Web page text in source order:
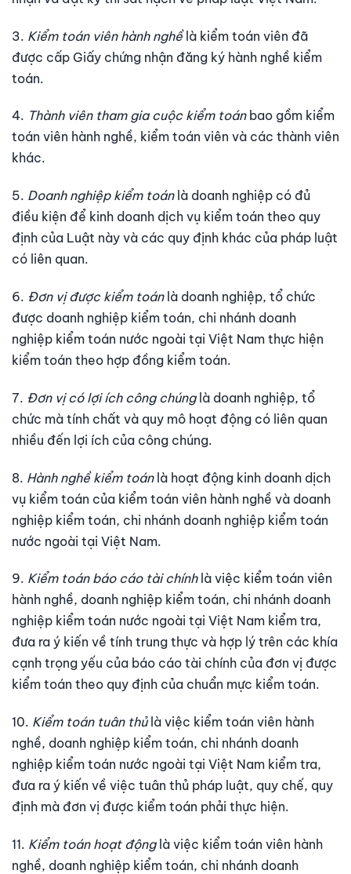
3. Kiểm toán viên hành nghềlà kiểm toán viên đã
được cấp Giấy chứng nhận đăng ký hành nghề kiểm
toán.
4. Thành viên tham gia cuộc kiểm toán bao gồm kiểm
toán viên hành nghề, kiểm toán viên và các thành viên
khác.
5. Doanh nghiệp kiểm toán là doanh nghiệp có đủ
điều kiện để kinh doanh dịch vụ kiểm toán theo quy
định của Luật này và các quy định khác của pháp luật
có liên quan.
6. Đơn vị được kiểm toán là doanh nghiệp, tổ chức
được doanh nghiệp kiểm toán, chi nhánh doanh
nghiệp kiểm toán nước ngoài tại Việt Nam thực hiện
kiểm toán theo hợp đồng kiểm toán.
7. Đơn vị có lợi ích công chúnglà doanh nghiệp, tổ
chức mà tính chất và quy mô hoạt động có liên quan
nhiều đến lợi ích của công chúng.
8. Hành nghề kiểm toán là hoạt động kinh doanh dịch
vụ kiểm toán của kiểm toán viên hành nghề và doanh
nghiệp kiểm toán, chi nhánh doanh nghiệp kiểm toán
nước ngoài tại Việt Nam.
9. Kiểm toán báo cáo tài chính là việc kiểm toán viên
hành nghề, doanh nghiệp kiểm toán, chi nhánh doanh
nghiệp kiểm toán nước ngoài tại Việt Nam kiểm tra,
đưa ra ý kiến về tính trung thực và hợp lý trên các khía
cạnh trọng yếu của báo cáo tài chính của đơn vị được
kiểm toán theo quy định của chuẩn mực kiểm toán.
10. Kiểm toán tuân thủ là việc kiểm toán viên hành
nghề, doanh nghiệp kiểm toán, chi nhánh doanh
nghiệp kiểm toán nước ngoài tại Việt Nam kiểm tra,
đưa ra ý kiến về việc tuân thủ pháp luật, quy chế, quy
định mà đơn vị được kiểm toán phải thực hiện.
11. Kiểm toán hoạt độnglà việc kiểm toán viên hành
nghề, doanh nghiệp kiểm toán, chi nhánh doanh